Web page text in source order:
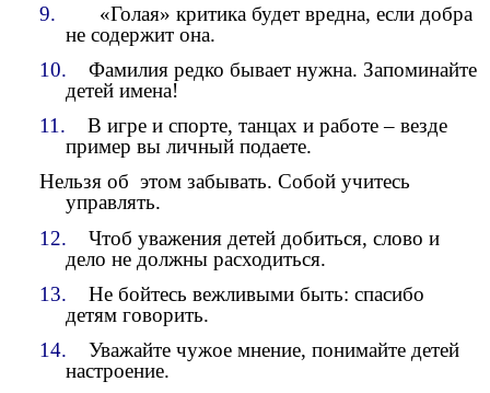
9.
«Голая» критика будет вредна, если добра
не содержит она.
10.
Фамилия редко бывает нужна. Запоминайте
детей имена!
11.
В игре и спорте, танцах и работе – везде
пример вы личный подаете.
Нельзя об этом забывать. Собой учитесь
управлять.
12.
Чтоб уважения детей добиться, слово и
дело не должны расходиться.
13.
Не бойтесь вежливыми быть: спасибо
детям говорить.
14.
Уважайте чужое мнение, понимайте детей
настроение.